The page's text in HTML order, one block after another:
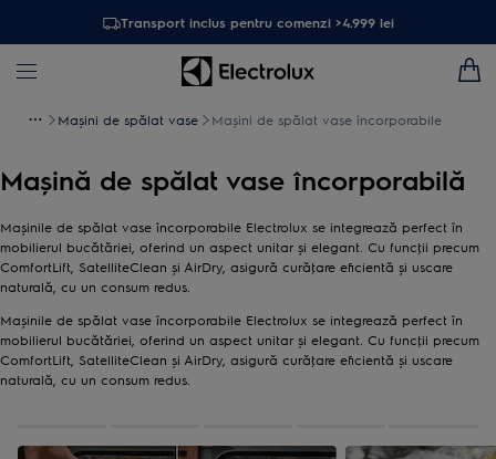
Transport inclus pentru comenzi >4.999 lei
Maşini de spălat vase Mașini de spălat vase încorporabile
Mașină de spălat vase încorporabilă
Maşinile de spălat vase încorporabile Electrolux se integrează perfect în
mobilierul bucătăriei, oferind un aspect unitar şi elegant. Cu funcţii precum
ComfortLift, SatelliteClean şi AirDry, asigură curăţare eficientă şi uscare
naturală, cu un consum redus.
Maşinile de spălat vase încorporabile Electrolux se integrează perfect în
mobilierul bucătăriei, oferind un aspect unitar şi elegant. Cu funcţii precum
ComfortLift, SatelliteClean şi AirDry, asigură curăţare eficientă şi uscare
naturală, cu un consum redus.